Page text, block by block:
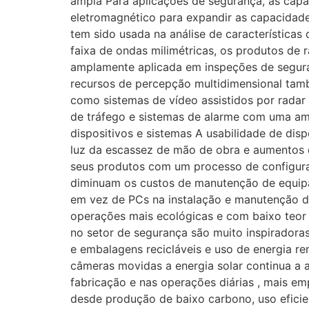
eletromagnético para expandir as
tem sido usada na análise de
faixa de ondas milimétricas, os produtos de
amplamente aplicada em inspeções de
recursos de percepção multidimensional
como sistemas de vídeo assistidos por
de tráfego e sistemas de alarme com uma
dispositivos e sistemas A usabilidade de
luz da escassez de mão de obra e
seus produtos com um processo de
diminuam os custos de manutenção de
em vez de PCs na instalação e
operações mais ecológicas e com baixo
no setor de segurança são muito
e embalagens recicláveis e uso de energia
câmeras movidas a energia solar continua
fabricação e nas operações diárias , mais
desde produção de baixo carbono, uso